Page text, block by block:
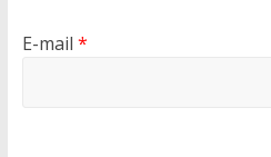
E-mail *